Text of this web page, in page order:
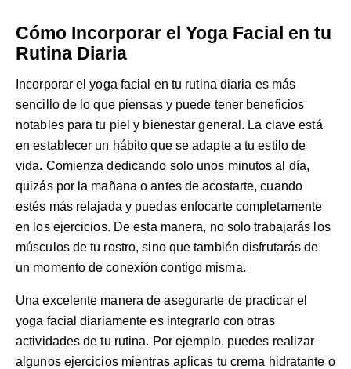
Cómo Incorporar el Yoga Facial en tu
Rutina Diaria
Incorporar el yoga facial en tu rutina diaria es más
sencillo de lo que piensas y puede tener beneficios
notables para tu piel y bienestar general. La clave está
en establecer un hábito que se adapte a tu estilo de
vida. Comienza dedicando solo unos minutos al día,
quizás por la mañana o antes de acostarte, cuando
estés más relajada y puedas enfocarte completamente
en los ejercicios. De esta manera, no solo trabajarás los
músculos de tu rostro, sino que también disfrutarás de
un momento de conexión contigo misma.
Una excelente manera de asegurarte de practicar el
yoga facial diariamente es integrarlo con otras
actividades de tu rutina. Por ejemplo, puedes realizar
algunos ejercicios mientras aplicas tu crema hidratante o